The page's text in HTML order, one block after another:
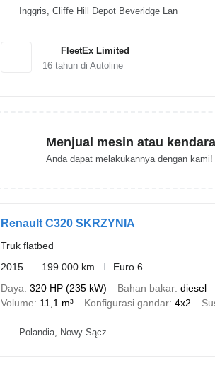
Inggris, Cliffe Hill Depot Beveridge Lan
FleetEx Limited
16tahun di Autoline
Menjual mesin atau
Anda dapat melakukannya dengan kami!
Renault C320 SKRZYNIA
Truk flatbed
2015
199.000 km
Euro 6
Daya 320 HP (235 kW) Bahan bakar diesel
Volume
11,1 m³ Konfigurasi gandar 4x2
Polandia, Nowy Sącz